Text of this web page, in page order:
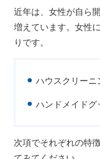
近年は、女性が自ら
増えています。女性
りです。
ハウスクリーニ
ハンドメイドグ
次項でそれぞれの特